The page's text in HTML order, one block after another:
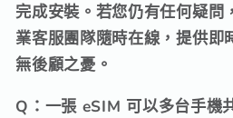
完成安裝。 若您仍有任何疑問，
業客服團隊隨時在線，提供即
無後顧之憂。
Q：一張 eSIM 可以多台手機